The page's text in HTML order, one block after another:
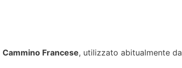
Cammino Francese, utilizzato abitualmente da